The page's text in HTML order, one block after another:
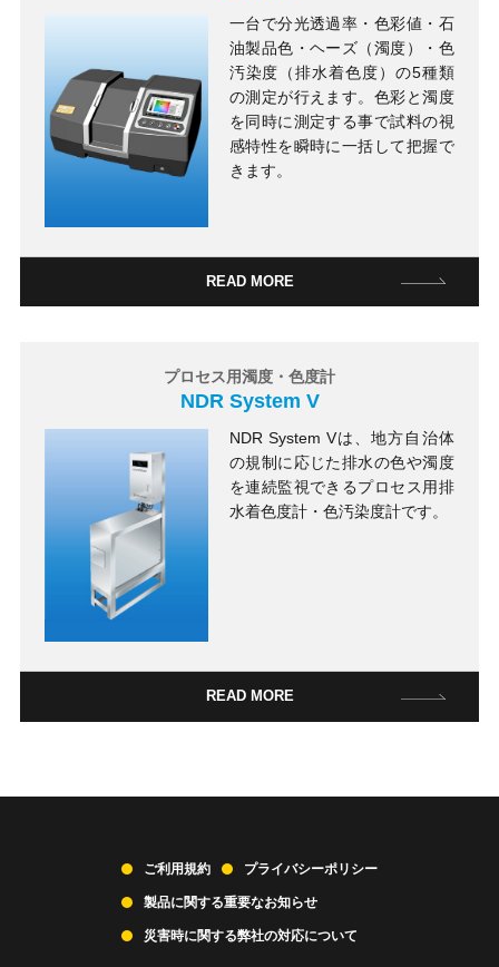
一台で分光透過率・色彩値・石
油製品色・ヘーズ（濁度）・色
汚染度（排水着色度）の5種類
の測定が行えます。色彩と濁度
を同時に測定する事で試料の視
感特性を瞬時に一括して把握で
きます。
READ MORE
プロセス用濁度・色度計
NDR System V
NDR System Vは、地方自治体
の規制に応じた排水の色や濁度
を連続監視できるプロセス用排
水着色度計・色汚染度計です。
READ MORE
ご利用規約 プライバシーポリシー
製品に関する重要なお知らせ
災害時に関する弊社の対応について